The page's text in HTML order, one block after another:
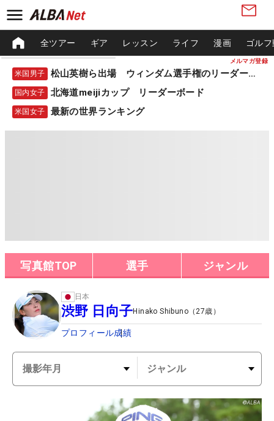
メルマガ登録
全ツアー ギア レッスン ライフ 漫画 ゴル
米国男子 松山英樹ら出場 ウィンダム選手権のリーダーボード
国内女子 北海道meijiカップ リーダーボード
米国女子 最新の世界ランキング
写真館TOP 選手 ジャンル
日本
渋野 日向子Hinako Shibuno （ 27歳）
プロフィール成績